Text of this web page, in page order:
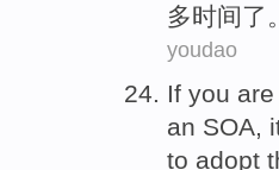
多时间了。
youdao
If you
an SOA,
to adopt